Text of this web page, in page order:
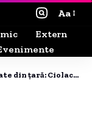
Aa
Extern
la cot. Urmează rezultatele din diaspora.